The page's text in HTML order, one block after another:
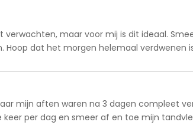
verwachten, maar voor mij is dit ideaal.
Hoop dat het morgen helemaal verdwenen
mijn aften waren na 3 dagen compleet
per dag en smeer af en toe mijn